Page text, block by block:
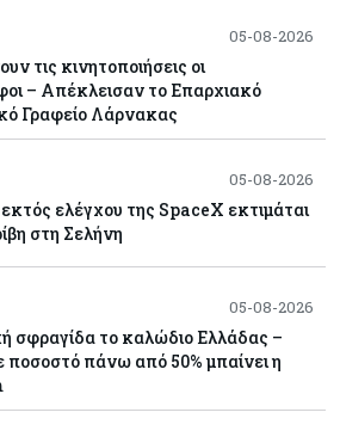
05-08-2026
τις κινητοποιήσεις οι
– Απέκλεισαν το Επαρχιακό
Γραφείο Λάρνακας
05-08-2026
ελέγχου της SpaceX εκτιμάται
στη Σελήνη
05-08-2026
σφραγίδα το καλώδιο Ελλάδας –
ποσοστό πάνω από 50% μπαίνει η